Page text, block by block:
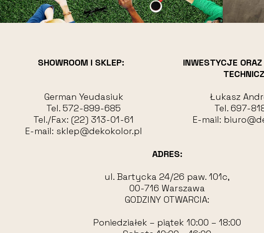
SHOWROOM I SKLEP:
German Yeudasiuk
Tel. 572-899-685
Tel./Fax: (22) 313-01-61
E-mail: sklep@dekokolor.pl
INWESTYCJE
Łukasz
Tel. 697-
E-mail:
ADRES:
ul. Bartycka 24/26 paw. 101c,
00-716 Warszawa
GODZINY OTWARCIA:
Poniedziałek – piątek 10:00 – 18:00